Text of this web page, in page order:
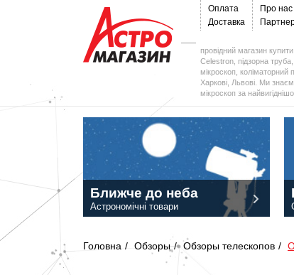
Оплата
Доставка
Про нас
провідний магазин
Celestron, підзорна
мікроскоп, коліматорний
Харкові, Львові. Ми
мікроскоп за
Ближче до неба
Астрономічні товари
Головна / Обзоры / Обзоры телескопов /